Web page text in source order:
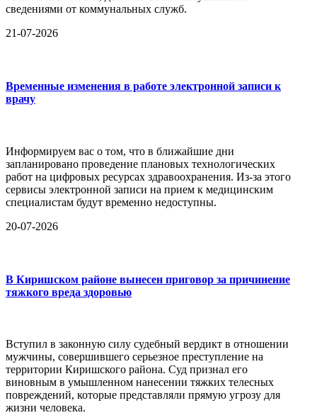
сведениями от коммунальных служб.
21-07-2026
Временные изменения в работе электронной записи к
врачу
Информируем вас о том, что в ближайшие дни
запланировано проведение плановых технологических
работ на цифровых ресурсах здравоохранения. Из-за этого
сервисы электронной записи на прием к медицинским
специалистам будут временно недоступны.
20-07-2026
В Киришском районе вынесен приговор за причинение
тяжкого вреда здоровью
Вступил в законную силу судебный вердикт в отношении
мужчины, совершившего серьезное преступление на
территории Киришского района. Суд признал его
виновным в умышленном нанесении тяжких телесных
повреждений, которые представляли прямую угрозу для
жизни человека.